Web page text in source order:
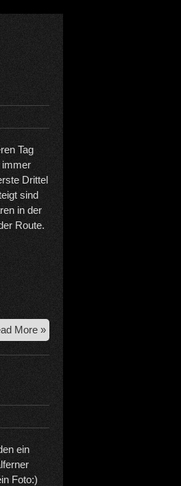
Tag
immer
Drittel
sind
in der
Route.
More »27.6.2026
Mitterhorn-
Safari
ein
Foto:)